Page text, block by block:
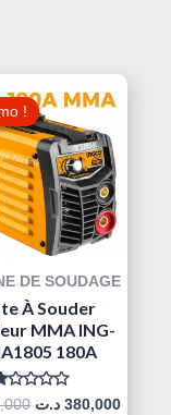
!!
DE SOUDAGE
À Souder
MMA ING-
180A
Prix
Initial
Était :
380,000 د.ت
Le